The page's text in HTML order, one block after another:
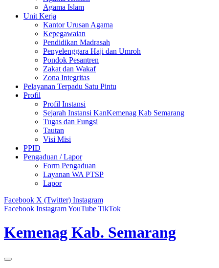
Agama Islam
Unit Kerja
Kantor Urusan Agama
Kepegawaian
Pendidikan Madrasah
Penyelenggara Haji dan Umroh
Pondok Pesantren
Zakat dan Wakaf
Zona Integritas
Pelayanan Terpadu Satu Pintu
Profil
Profil Instansi
Sejarah Instansi KanKemenag Kab Semarang
Tugas dan Fungsi
Tautan
Visi Misi
PPID
Pengaduan / Lapor
Form Pengaduan
Layanan WA PTSP
Lapor
Facebook X (Twitter) Instagram
Facebook InstagramYouTube TikTok
Kemenag Kab. Semarang